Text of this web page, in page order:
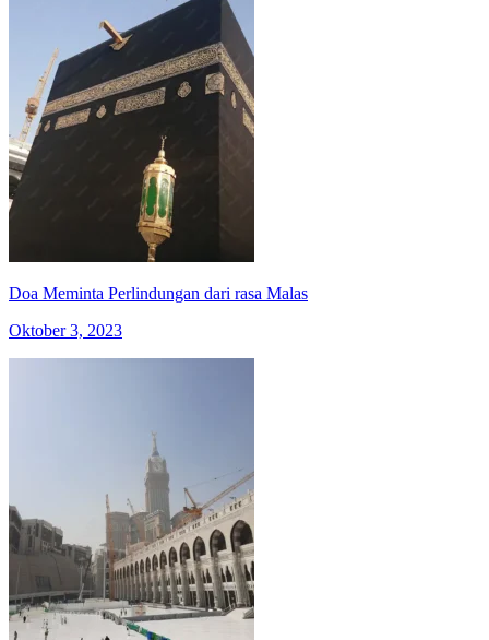
Doa Meminta Perlindungan dari rasa Malas
Oktober 3, 2023